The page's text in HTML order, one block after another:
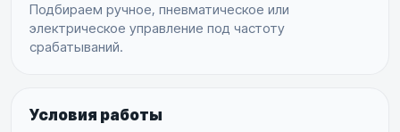
Подбираем ручное, пневматическое или
электрическое управление под частоту
срабатываний.
Условия работы